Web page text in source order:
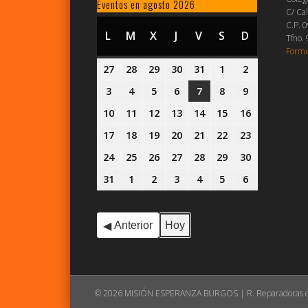
Eventos en agosto 2026
L LUNES
M MARTES
X MIÉRCOLES
J JUEVES
V VIERNES
S SÁBADO
D DOMINGO
2727
julio,
2828
julio,
2929
julio,
3030
julio,
2026
31
julio,
2026
1
agosto,
2
33
agosto,
44
agosto,
55
agosto,
66
agosto,
77
agosto,
8
agosto,
9
agosto,
1010
agosto,
11
agosto,
1212
agosto,
1313
agosto,
1414
agosto,
15
agosto,
16
1717
agosto,
1818
agosto,
1919
agosto,
2020
agosto,
21
agosto,
22
agosto,
23
2424
agosto,
2026
2525
agosto,
2026
2626
agosto,
2026
2727
agosto,
2026
2828
agosto,
2026
29
agosto,
2026
30
2026
31
agosto,
2026
1
septiembre,
2026
22
septiembre,
2026
33
septiembre,
2026
44
septiembre,
5
septiembre,
6
septiembre,
Anterior Hoy
C/
C.P.
Tfno.
© 2026 MISIÓN ESPERANZA BURGOS | R. Reparadoras